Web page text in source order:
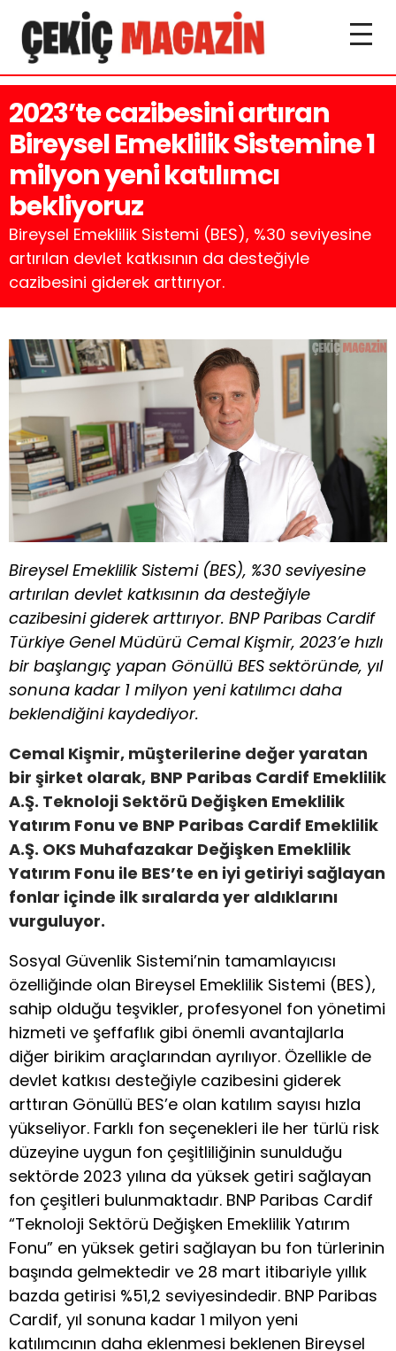
2023’te cazibesini artıran
Bireysel Emeklilik Sistemine 1
milyon yeni katılımcı
bekliyoruz
Bireysel Emeklilik Sistemi (BES), %30 seviyesine
artırılan devlet katkısının da desteğiyle
cazibesini giderek arttırıyor.
Bireysel Emeklilik Sistemi (BES), %30 seviyesine
artırılan devlet katkısının da desteğiyle
cazibesini giderek arttırıyor. BNP Paribas Cardif
Türkiye Genel Müdürü Cemal Kişmir, 2023’e hızlı
bir başlangıç yapan Gönüllü BES sektöründe, yıl
sonuna kadar 1 milyon yeni katılımcı daha
beklendiğini kaydediyor.
Cemal Kişmir, müşterilerine değer yaratan
bir şirket olarak, BNP Paribas Cardif Emeklilik
A.Ş. Teknoloji Sektörü Değişken Emeklilik
Yatırım Fonu ve BNP Paribas Cardif Emeklilik
A.Ş. OKS Muhafazakar Değişken Emeklilik
Yatırım Fonu ile BES’te en iyi getiriyi sağlayan
fonlar içinde ilk sıralarda yer aldıklarını
vurguluyor.
Sosyal Güvenlik Sistemi’nin tamamlayıcısı
özelliğinde olan Bireysel Emeklilik Sistemi (BES),
sahip olduğu teşvikler, profesyonel fon yönetimi
hizmeti ve şeffaflık gibi önemli avantajlarla
diğer birikim araçlarından ayrılıyor. Özellikle de
devlet katkısı desteğiyle cazibesini giderek
arttıran Gönüllü BES’e olan katılım sayısı hızla
yükseliyor. Farklı fon seçenekleri ile her türlü risk
düzeyine uygun fon çeşitliliğinin sunulduğu
sektörde 2023 yılına da yüksek getiri sağlayan
fon çeşitleri bulunmaktadır. BNP Paribas Cardif
“Teknoloji Sektörü Değişken Emeklilik Yatırım
Fonu” en yüksek getiri sağlayan bu fon türlerinin
başında gelmektedir ve 28 mart itibariyle yıllık
bazda getirisi %51,2 seviyesindedir. BNP Paribas
Cardif, yıl sonuna kadar 1 milyon yeni
katılımcının daha eklenmesi beklenen Bireysel